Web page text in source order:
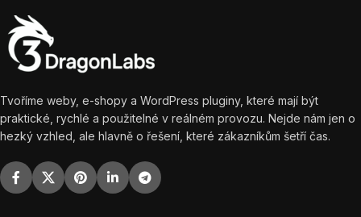
Tvoříme weby, e-shopy a WordPress pluginy, které mají být
praktické, rychlé a použitelné v reálném provozu. Nejde nám jen o
hezký vzhled, ale hlavně o řešení, které zákazníkům šetří čas.